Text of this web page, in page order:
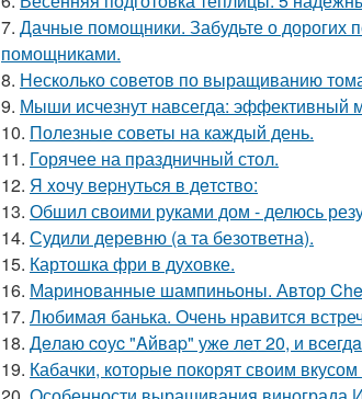
7. Дачные помощники. Забудьте о дорогих
помощниками.
8. Несколько советов по выращиванию
9. Мыши исчезнут навсегда: эффективный
10. Полезные советы на каждый день.
11. Горячее на праздничный стол.
12. Я xoчу вepнутьcя в дeтcтвo:
13. Обшил своими руками дом - делюсь
14. Судили деревню (а та безответна).
15. Картошка фри в духовке.
16. Маринованные шампиньоны. Автор
17. Любимая банька. Очень нравится
18. Дeлaю coуc "Aйвap" ужe лeт 20, и
19. Кабачки, которые покорят своим вкусом